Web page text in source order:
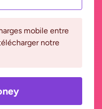
mobile entre
notre